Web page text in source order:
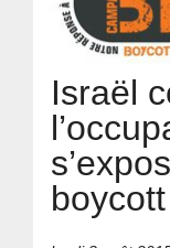
Israël
boycott